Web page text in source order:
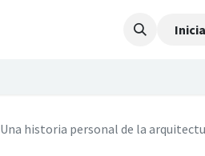
Una historia personal de la